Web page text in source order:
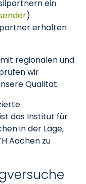
ein
).
erhalten
regionalen und
wir
Qualität.
das Institut für
in der Lage,
Aachen zu